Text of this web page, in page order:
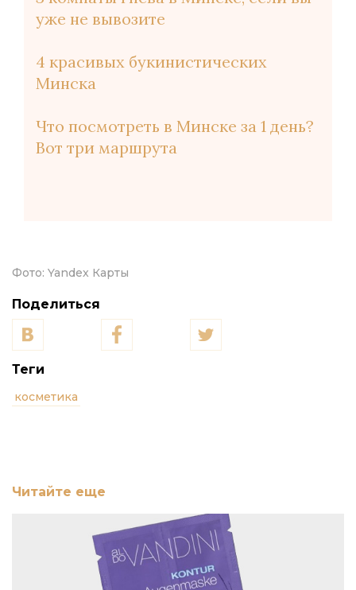
уже не вывозите
4 красивых букинистических
Минска
Что посмотреть в Минске за 1 день?
Вот три маршрута
Фото: Yandex Карты
Поделиться
Теги
косметика
Читайте еще